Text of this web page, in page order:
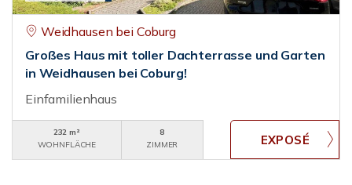
Weidhausen bei Coburg
Großes Haus mit toller Dachterrasse und Garten
in Weidhausen bei Coburg!
Einfamilienhaus
232 m²
WOHNFLÄCHE
8
ZIMMER